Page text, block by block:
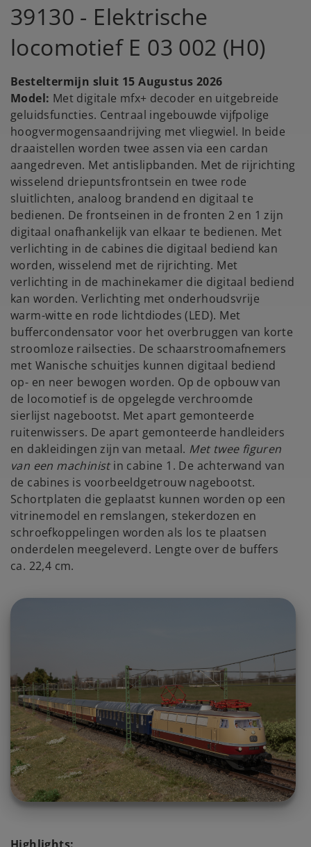
39130 - Elektrische
locomotief E 03 002 (H0)
Besteltermijn sluit 15 Augustus 2026
Model: Met digitale mfx+ decoder en uitgebreide
geluidsfuncties. Centraal ingebouwde vijfpolige
hoogvermogensaandrijving met vliegwiel. In beide
draaistellen worden twee assen via een cardan
aangedreven. Met antislipbanden. Met de rijrichting
wisselend driepuntsfrontsein en twee rode
sluitlichten, analoog brandend en digitaal te
bedienen. De frontseinen in de fronten 2 en 1 zijn
digitaal onafhankelijk van elkaar te bedienen. Met
verlichting in de cabines die digitaal bediend kan
worden, wisselend met de rijrichting. Met
verlichting in de machinekamer die digitaal bediend
kan worden. Verlichting met onderhoudsvrije
warm-witte en rode lichtdiodes (LED). Met
buffercondensator voor het overbruggen van korte
stroomloze railsecties. De schaarstroomafnemers
met Wanische schuitjes kunnen digitaal bediend
op- en neer bewogen worden. Op de opbouw van
de locomotief is de opgelegde verchroomde
sierlijst nagebootst. Met apart gemonteerde
ruitenwissers. De apart gemonteerde handleiders
en dakleidingen zijn van metaal. Met twee figuren
van een machinistin cabine 1. De achterwand van
de cabines is voorbeeldgetrouw nagebootst.
Schortplaten die geplaatst kunnen worden op een
vitrinemodel en remslangen, stekerdozen en
schroefkoppelingen worden als los te plaatsen
onderdelen meegeleverd. Lengte over de buffers
ca. 22,4 cm.